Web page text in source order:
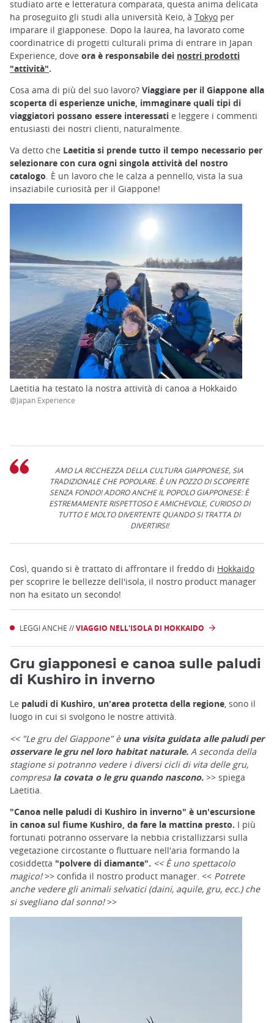
studiato arte e letteratura comparata, questa anima delicata
ha proseguito gli studi alla università Keio, à Tokyo per
imparare il giapponese. Dopo la laurea, ha lavorato come
coordinatrice di progetti culturali prima di entrare in Japan
Experience, dove ora è responsabile dei nostri prodotti
"attività".
Cosa ama di più del suo lavoro? Viaggiare per il Giappone alla
scoperta di esperienze uniche, immaginare quali tipi di
viaggiatori possano essere interessati e leggere i commenti
entusiasti dei nostri clienti, naturalmente.
Va detto che Laetitia si prende tutto il tempo necessario per
selezionare con cura ogni singola attività del nostro
catalogo. È un lavoro che le calza a pennello, vista la sua
insaziabile curiosità per il Giappone!
Laetitia ha testato la nostra attività di canoa a Hokkaido
@Japan Experience
AMO LA RICCHEZZA DELLA CULTURA GIAPPONESE, SIA
TRADIZIONALE CHE POPOLARE. È UN POZZO DI SCOPERTE
SENZA FONDO! ADORO ANCHE IL POPOLO GIAPPONESE: È
ESTREMAMENTE RISPETTOSO E AMICHEVOLE, CURIOSO DI
TUTTO E MOLTO DIVERTENTE QUANDO SI TRATTA DI
DIVERTIRSI!
Così, quando si è trattato di affrontare il freddo di Hokkaido
per scoprire le bellezze dell'isola, il nostro product manager
non ha esitato un secondo!
LEGGI ANCHE //VIAGGIO NELL'ISOLA DI HOKKAIDO
Gru giapponesi e canoa sulle paludi
di Kushiro in inverno
Le paludi di Kushiro, un'area protetta della regione, sono il
luogo in cui si svolgono le nostre attività.
<< "Le gru del Giappone" èuna visita guidata alle paludi per
osservare le gru nel loro habitat naturale. A seconda della
stagione si potranno vedere i diversi cicli di vita delle gru,
compresa la covata o le gru quando nascono. >> spiega
Laetitia.
"Canoa nelle paludi di Kushiro in inverno" è un'escursione
in canoa sul fiume Kushiro, da fare la mattina presto. I più
fortunati potranno osservare la nebbia cristallizzarsi sulla
vegetazione circostante o fluttuare nell'aria formando la
cosiddetta "polvere di diamante". << È uno spettacolo
magico!>> confida il nostro product manager. << Potrete
anche vedere gli animali selvatici (daini, aquile, gru, ecc.) che
si svegliano dal sonno!>>